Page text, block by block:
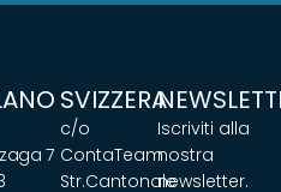
7
SVIZZERA
c/o
ContaTeam
Str.Cantonale
Iscriviti alla
nostra
newsletter.